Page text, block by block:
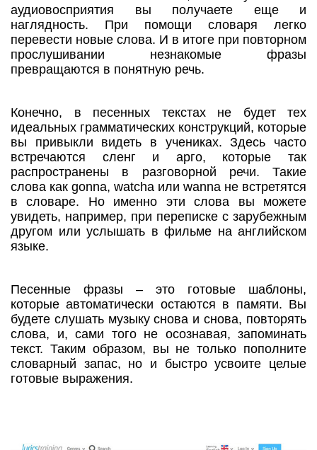
аудиовосприятия вы получаете еще и
наглядность. При помощи словаря легко
перевести новые слова. И в итоге при повторном
прослушивании незнакомые фразы
превращаются в понятную речь.
Конечно, в песенных текстах не будет тех
идеальных грамматических конструкций, которые
вы привыкли видеть в учениках. Здесь часто
встречаются сленг и арго, которые так
распространены в разговорной речи. Такие
слова как gonna, watcha или wanna не встретятся
в словаре. Но именно эти слова вы можете
увидеть, например, при переписке с зарубежным
другом или услышать в фильме на английском
языке.
Песенные фразы – это готовые шаблоны,
которые автоматически остаются в памяти. Вы
будете слушать музыку снова и снова, повторять
слова, и, сами того не осознавая, запоминать
текст. Таким образом, вы не только пополните
словарный запас, но и быстро усвоите целые
готовые выражения.